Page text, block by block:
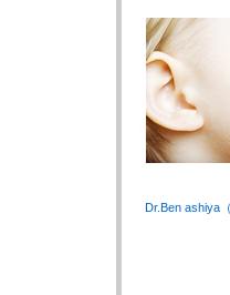
Dr.Ben ashiya